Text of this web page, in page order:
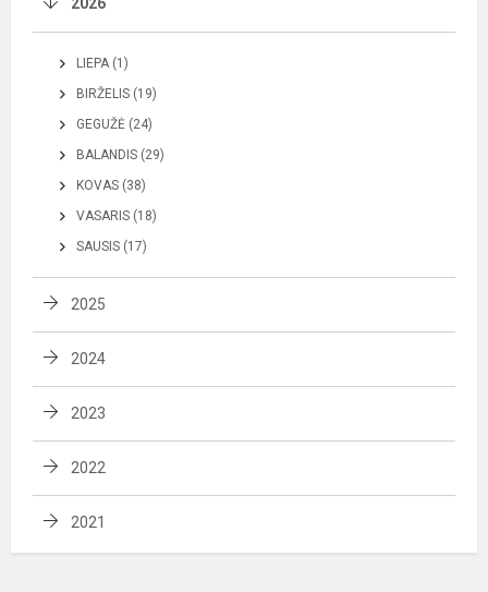
LIEPA (1)
BIRŽELIS (19)
GEGUŽĖ (24)
BALANDIS (29)
KOVAS (38)
VASARIS (18)
SAUSIS (17)
2025
2024
2023
2022
2021